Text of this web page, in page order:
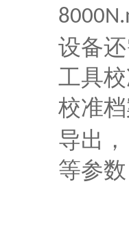
设备
工具
校准
导出
等参